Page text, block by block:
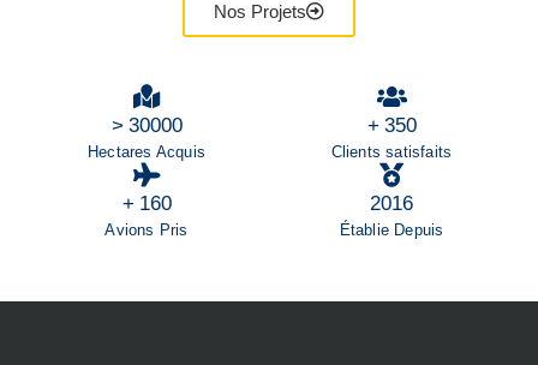
Nos Projets
> 30000
Hectares Acquis
+ 350
Clients satisfaits
+ 160
Avions Pris
2016
Établie Depuis